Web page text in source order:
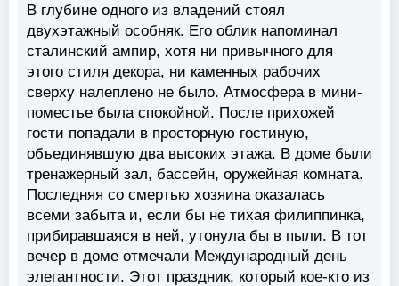
В глубине одного из владений стоял
двухэтажный особняк. Его облик напоминал
сталинский ампир, хотя ни привычного для
этого стиля декора, ни каменных рабочих
сверху налеплено не было. Атмосфера в мини-
поместье была спокойной. После прихожей
гости попадали в просторную гостиную,
объединявшую два высоких этажа. В доме были
тренажерный зал, бассейн, оружейная комната.
Последняя со смертью хозяина оказалась
всеми забыта и, если бы не тихая филиппинка,
прибиравшаяся в ней, утонула бы в пыли. В тот
вечер в доме отмечали Международный день
элегантности. Этот праздник, который кое-кто из